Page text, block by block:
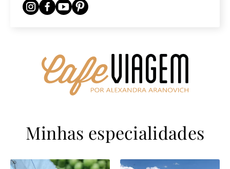
Minhas especialidades